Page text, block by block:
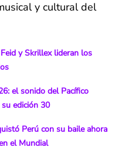
y cultural del
y Skrillex lideran los
el sonido del Pacífico
edición 30
Perú con su baile ahora
el Mundial